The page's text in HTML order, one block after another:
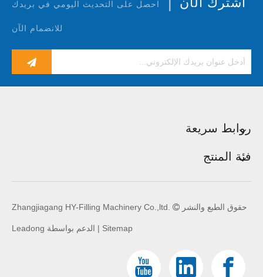
احصل على التحديث اليومي في بريدك
للانضمام الآن
روابط سريعة
فئة المنتج
حقوق الطبع والنشر 
Zhangjiagang HY-Filling Machinery Co.,ltd.
Sitemap | الدعم بواسطة Leadong